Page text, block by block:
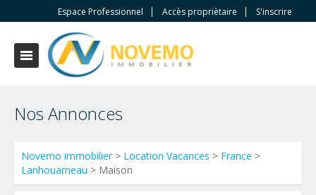
Espace Professionnel Accès propriètaire S'inscrire
Nos Annonces
Novemo immobilier> Location Vacances > France >
Lanhouarneau > Maison